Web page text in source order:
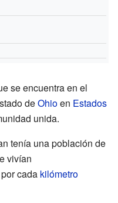
se encuentra en el
deOhioen Estados
unida.
tenía una población de
vivían
cada kilómetro